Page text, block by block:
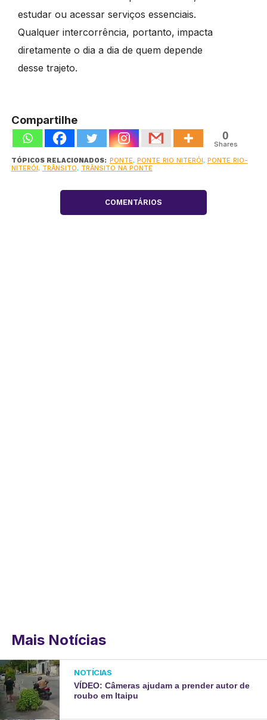
estudar ou acessar serviços essenciais.
Qualquer intercorrência, portanto, impacta
diretamente o dia a dia de quem depende
desse trajeto.
Compartilhe
0
Shares
TÓPICOS RELACIONADOS: PONTE, PONTE RIO NITERÓI, PONTE RIO-
NITERÓI, TRÂNSITO, TRÂNSITO NA PONTE
COMENTÁRIOS
Mais Notícias
NOTÍCIAS
VÍDEO: Câmeras ajudam a prender autor de
roubo em Itaipu